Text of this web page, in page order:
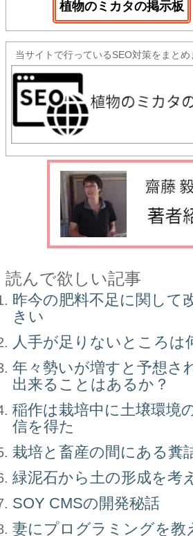
植物のミカタの掲示板
当サイトで行っているSEO対策をまとめ
読んで欲しい記事
昨今の肥料不足に関して
きい
人手が足りないところは
年々勢いが増すと予想さ
出来ることはあるか？
稲作は栽培中に土壌環境
信を得た
栽培と畜産の間にある糞
緑泥石から土の形成を考
SOY CMSの開発秘話
妻にプログラミングを教